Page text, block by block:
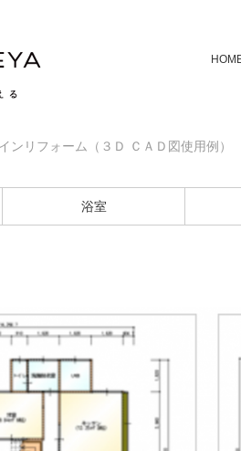
ンリフォーム（３Ｄ ＣＡＤ図使用例）
浴室